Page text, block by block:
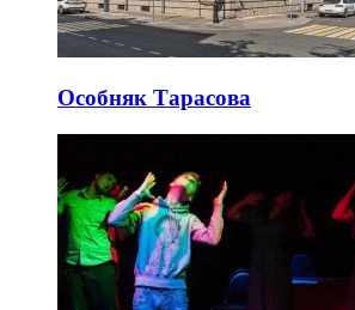
Особняк Тарасова